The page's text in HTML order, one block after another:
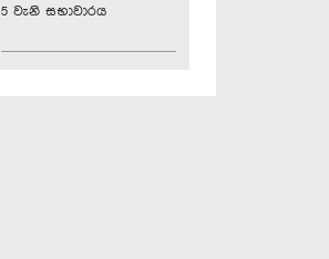
5 වැනි සභාවාරය